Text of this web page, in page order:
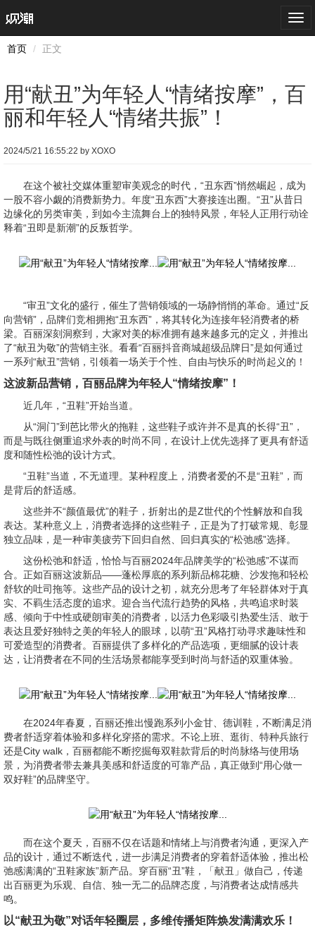
首页
正文
用“献丑”为年轻人“情绪按摩”，百
丽和年轻人“情绪共振”！
2024/5/21 16:55:22 by XOXO
在这个被社交媒体重塑审美观念的时代，“丑东西”悄然崛起，成为
一股不容小觑的消费新势力。年度“丑东西”大赛接连出圈。“丑”从昔日
边缘化的另类审美，到如今主流舞台上的独特风景，年轻人正用行动诠
释着“丑即是新潮”的反叛哲学。
“审丑”文化的盛行，催生了营销领域的一场静悄悄的革命。通过“反
向营销”，品牌们竞相拥抱“丑东西”，将其转化为连接年轻消费者的桥
梁。百丽深刻洞察到，大家对美的标准拥有越来越多元的定义，并推出
了“献丑为敬”的营销主张。看看“百丽抖音商城超级品牌日”是如何通过
一系列“献丑”营销，引领着一场关于个性、自由与快乐的时尚起义的！
这波新品营销，百丽品牌为年轻人“情绪按摩”！
近几年，“丑鞋”开始当道。
从“洞门”到芭比带火的拖鞋，这些鞋子或许并不是真的长得“丑”，
而是与既往侧重追求外表的时尚不同，在设计上优先选择了更具有舒适
度和随性松弛的设计方式。
“丑鞋”当道，不无道理。某种程度上，消费者爱的不是“丑鞋”，而
是背后的舒适感。
这些并不“颜值最优”的鞋子，折射出的是Z世代的个性解放和自我
表达。某种意义上，消费者选择的这些鞋子，正是为了打破常规、彰显
独立品味，是一种审美疲劳下回归自然、回归真实的“松弛感”选择。
这份松弛和舒适，恰恰与百丽2024年品牌美学的“松弛感”不谋而
合。正如百丽这波新品——蓬松厚底的系列新品棉花糖、沙发拖和轻松
舒软的吐司拖等。这些产品的设计之初，就充分思考了年轻群体对于真
实、不羁生活态度的追求。迎合当代流行趋势的风格，共鸣追求时装
感、倾向于中性或硬朗审美的消费者，以活力色彩吸引热爱生活、敢于
表达且爱好独特之美的年轻人的眼球，以萌“丑”风格打动寻求趣味性和
可爱造型的消费者。百丽提供了多样化的产品选项，更细腻的设计表
达，让消费者在不同的生活场景都能享受到时尚与舒适的双重体验。
在2024年春夏，百丽还推出慢跑系列小金甘、德训鞋，不断满足消
费者舒适穿着体验和多样化穿搭的需求。不论上班、逛街、特种兵旅行
还是City walk，百丽都能不断挖掘每双鞋款背后的时尚脉络与使用场
景，为消费者带去兼具美感和舒适度的可靠产品，真正做到“用心做一
双好鞋”的品牌坚守。
而在这个夏天，百丽不仅在话题和情绪上与消费者沟通，更深入产
品的设计，通过不断迭代，进一步满足消费者的穿着舒适体验，推出松
弛感满满的“丑鞋家族”新产品。穿百丽“丑”鞋，「献丑」做自己，传递
出百丽更为乐观、自信、独一无二的品牌态度，与消费者达成情感共
鸣。
以“献丑为敬”对话年轻圈层，多维传播矩阵焕发满满欢乐！